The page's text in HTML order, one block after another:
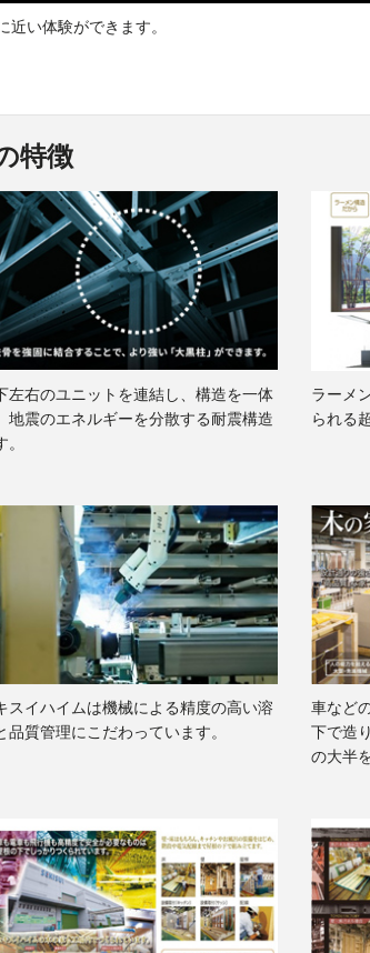
い体験ができます。
特徴
左右のユニットを連結し、構造を一体
地震のエネルギーを分散する耐震構造
。
ラーメ
られる
スイハイムは機械による精度の高い溶
品質管理にこだわっています。
車など
下で造
の大半